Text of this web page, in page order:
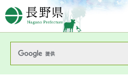
長野県Nagano